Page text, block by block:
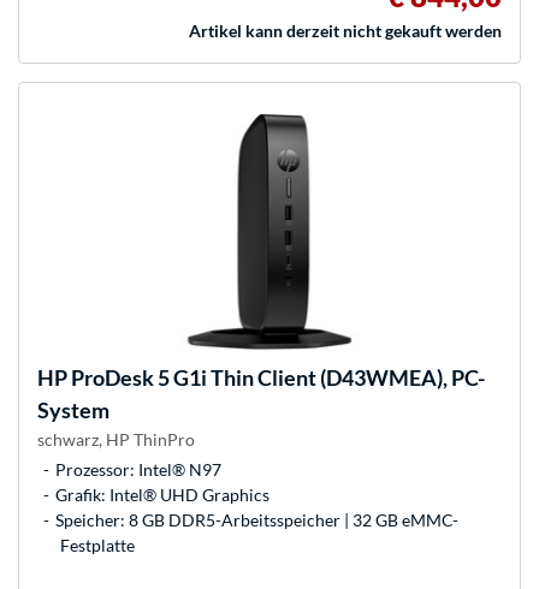
Artikel kann derzeit nicht gekauft werden
HPProDesk 5 G1i Thin Client (D43WMEA), PC-
System
schwarz, HP ThinPro
Prozessor: Intel® N97
Grafik: Intel® UHD Graphics
Speicher: 8 GB DDR5-Arbeitsspeicher | 32 GB eMMC-
Festplatte